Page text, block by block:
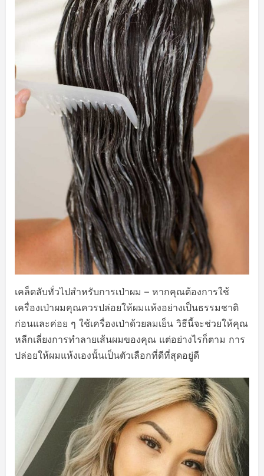
เคล็ดลับทั่วไปสำหรับการเป่าผม – หากคุณต้องการใช้
เครื่องเป่าผมคุณควรปล่อยให้ผมแห้งอย่างเป็นธรรมชาติ
ก่อนและค่อย ๆ ใช้เครื่องเป่าด้วยลมเย็น วิธีนี้จะช่วยให้คุณ
หลีกเลี่ยงการทำลายเส้นผมของคุณ แต่อย่างไรก็ตาม การ
ปล่อยให้ผมแห้งเองนั้นเป็นตัวเลือกที่ดีที่สุดอยู่ดี